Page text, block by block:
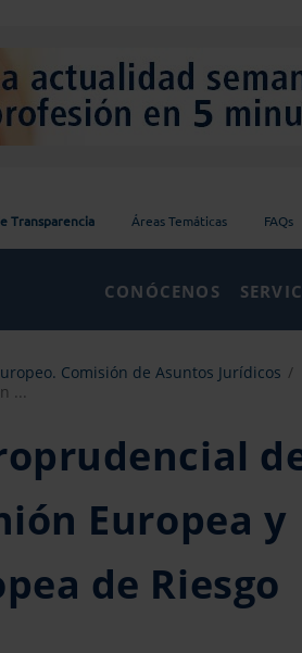
Transparencia Áreas Temáticas FAQs
CONÓCENOS
Comisión de Asuntos Jurídicos
...
Europea y
de Riesgo